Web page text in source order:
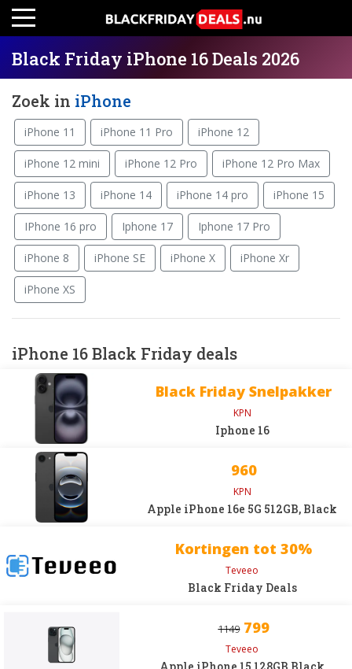
Black Friday iPhone 16 Deals 2026
Zoek in iPhone
iPhone 11 iPhone 11 Pro iPhone 12
iPhone 12 mini iPhone 12 Pro iPhone 12 Pro Max
iPhone 13 iPhone 14 iPhone 14 pro iPhone 15
IPhone 16 pro Iphone 17 Iphone 17 Pro
iPhone 8 iPhone SE iPhone X iPhone Xr
iPhone XS
iPhone 16 Black Friday deals
Black Friday Snelpakker
KPN
Iphone 16
960
KPN
Apple iPhone 16e 5G 512GB, Black
Kortingen tot 30%
Teveeo
Black Friday Deals
1149 799
Teveeo